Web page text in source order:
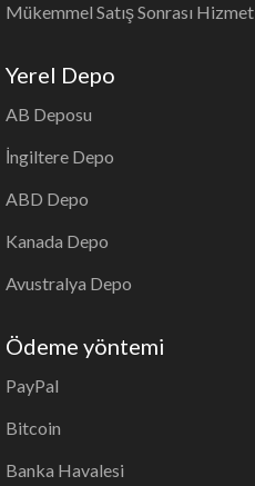
Mükemmel Satış Sonrası Hizmet
Yerel Depo
AB Deposu
İngiltere Depo
ABD Depo
Kanada Depo
Avustralya Depo
Ödeme yöntemi
PayPal
Bitcoin
Banka Havalesi